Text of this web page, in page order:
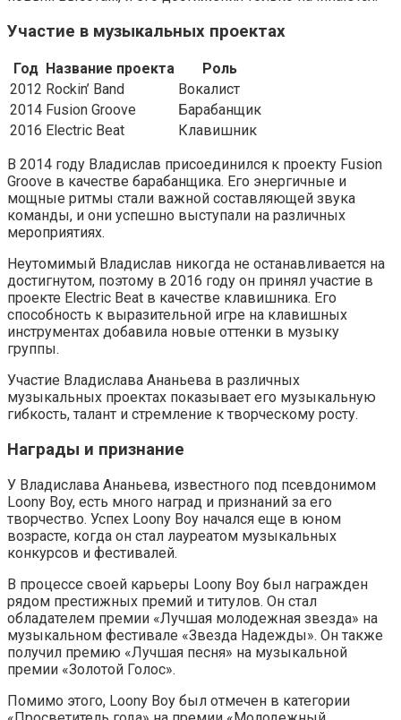
Участие в музыкальных проектах
Год Название проекта
Роль
2012 Rockin’ Band
Вокалист
2014 Fusion Groove
Барабанщик
2016 Electric Beat
Клавишник
В 2014 году Владислав присоединился к проекту Fusion
Groove в качестве барабанщика. Его энергичные и
мощные ритмы стали важной составляющей звука
команды, и они успешно выступали на различных
мероприятиях.
Неутомимый Владислав никогда не останавливается на
достигнутом, поэтому в 2016 году он принял участие в
проекте Electric Beat в качестве клавишника. Его
способность к выразительной игре на клавишных
инструментах добавила новые оттенки в музыку
группы.
Участие Владислава Ананьева в различных
музыкальных проектах показывает его музыкальную
гибкость, талант и стремление к творческому росту.
Награды и признание
У Владислава Ананьева, известного под псевдонимом
Loony Boy, есть много наград и признаний за его
творчество. Успех Loony Boy начался еще в юном
возрасте, когда он стал лауреатом музыкальных
конкурсов и фестивалей.
В процессе своей карьеры Loony Boy был награжден
рядом престижных премий и титулов. Он стал
обладателем премии «Лучшая молодежная звезда» на
музыкальном фестивале «Звезда Надежды». Он также
получил премию «Лучшая песня» на музыкальной
премии «Золотой Голос».
Помимо этого, Loony Boy был отмечен в категории